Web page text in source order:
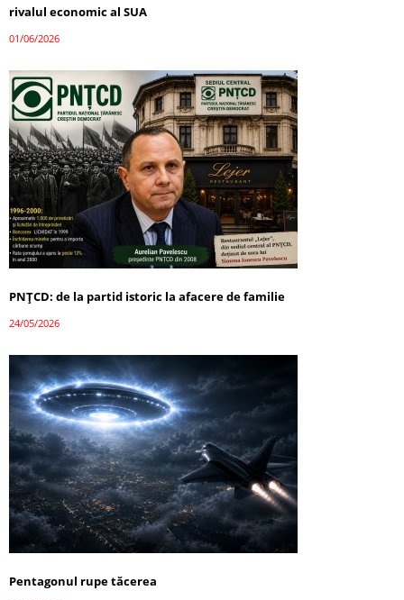
rivalul economic al SUA
01/06/2026
PNȚCD: de la partid istoric la afacere de familie
24/05/2026
Pentagonul rupe tăcerea